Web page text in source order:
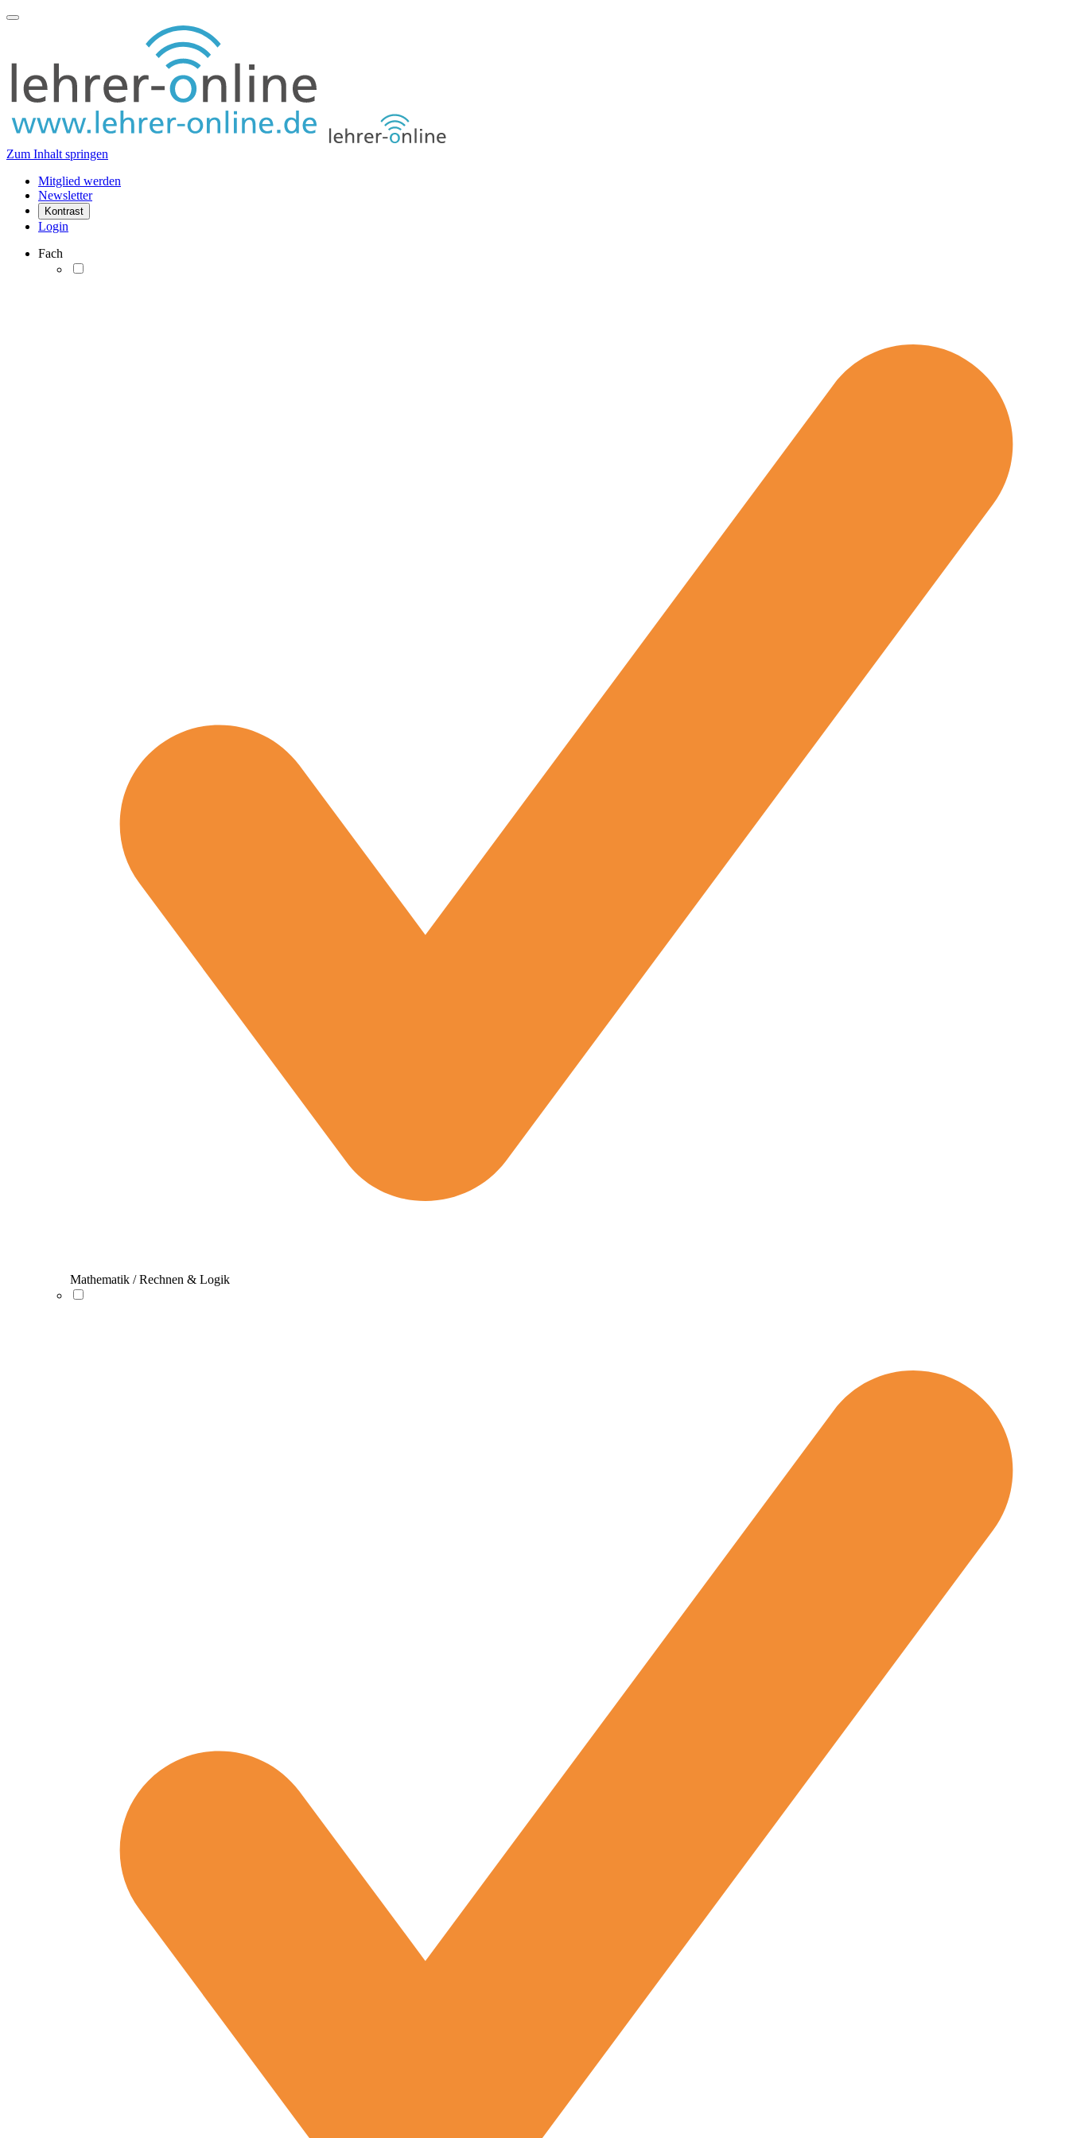
Zum Inhalt springen
Mitglied werden
Newsletter
Kontrast
Login
Fach
Mathematik / Rechnen & Logik